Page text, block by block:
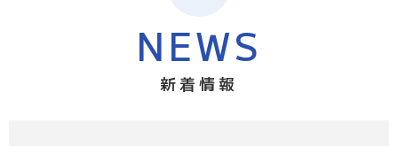
NEWS
新着情報